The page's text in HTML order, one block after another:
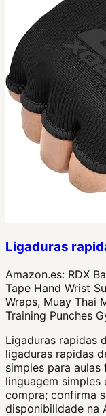
Ligaduras
Amazon.es: RDX
Tape Hand Wrist
Wraps, Muay Thai
Training Punches
Ligaduras rapidas
ligaduras rapidas
simples para
linguagem
compra; confirma
disponibilidade na